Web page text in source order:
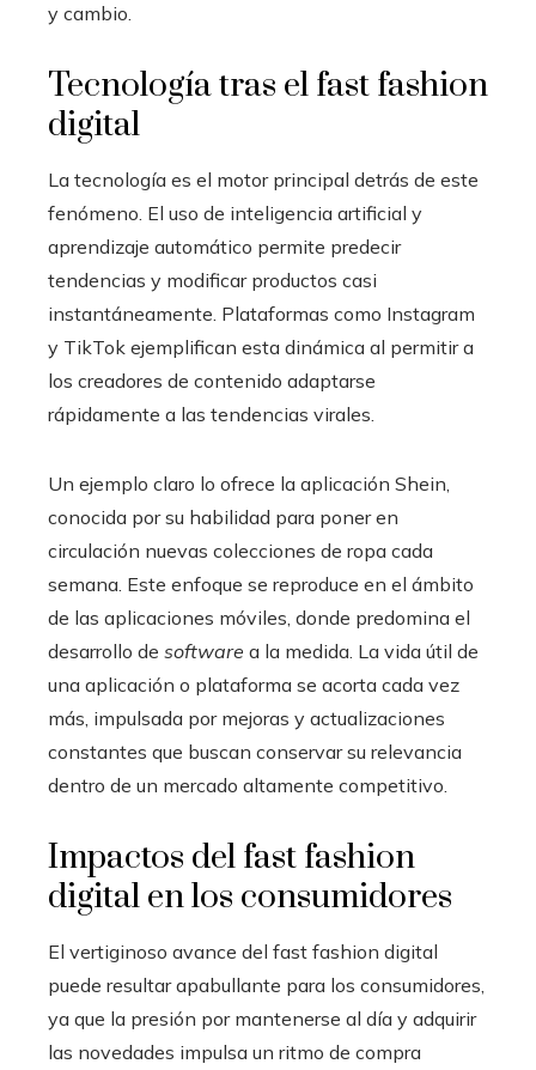
y cambio.
Tecnología tras el fast fashion
digital
La tecnología es el motor principal detrás de este
fenómeno. El uso de inteligencia artificial y
aprendizaje automático permite predecir
tendencias y modificar productos casi
instantáneamente. Plataformas como Instagram
y TikTok ejemplifican esta dinámica al permitir a
los creadores de contenido adaptarse
rápidamente a las tendencias virales.
Un ejemplo claro lo ofrece la aplicación Shein,
conocida por su habilidad para poner en
circulación nuevas colecciones de ropa cada
semana. Este enfoque se reproduce en el ámbito
de las aplicaciones móviles, donde predomina el
desarrollo de software a la medida. La vida útil de
una aplicación o plataforma se acorta cada vez
más, impulsada por mejoras y actualizaciones
constantes que buscan conservar su relevancia
dentro de un mercado altamente competitivo.
Impactos del fast fashion
digital en los consumidores
El vertiginoso avance del fast fashion digital
puede resultar apabullante para los consumidores,
ya que la presión por mantenerse al día y adquirir
las novedades impulsa un ritmo de compra